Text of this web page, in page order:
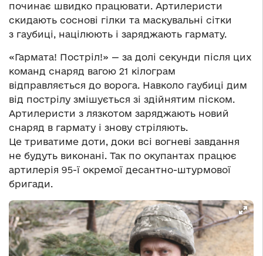
починає швидко працювати. Артилеристи
скидають соснові гілки та маскувальні сітки
з гаубиці, націлюють і заряджають гармату.
«Гармата! Постріл!» — за долі секунди після цих
команд снаряд вагою 21 кілограм
відправляється до ворога. Навколо гаубиці дим
від пострілу змішується зі здійнятим піском.
Артилеристи з лязкотом заряджають новий
снаряд в гармату і знову стріляють.
Це триватиме доти, доки всі вогневі завдання
не будуть виконані. Так по окупантах працює
артилерія 95-ї окремої десантно-штурмової
бригади.